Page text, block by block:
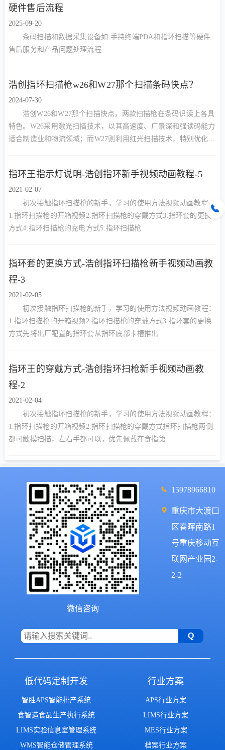
硬件售后流程
2025-09-20
条码扫描和数据采集设备如:手持终端PDA和指环扫描等硬件
售后服务和产品问题处理流程
浩创指环扫描枪w26和W27那个扫描条码快点？
2024-07-30
浩创W26和W27那个扫描快点，两款扫描枪在条码识读上各具
特色。W26采用激光扫描技术，以其高速度、广景深和强读码能力
适合制造业和物流领域；而W27则利用红光扫描技术，特别优化了
指环王指示灯说明-浩创指环新手视频动画教程-5
2021-02-07
初次接触指环扫描枪的新手，学习的使用方法视频动画教程：
1.指环扫描枪的开箱视频2.指环扫描枪的穿戴方式3.指环套的更换
方式4.指环扫描枪的充电方式5.指环扫描枪
指环套的更换方式-浩创指环扫描枪新手视频动画教
程-3
2021-02-05
初次接触指环扫描枪的新手，学习的使用方法视频动画教程：
1.指环扫描枪的开箱视频2.指环扫描枪的穿戴方式3.指环套的更换
方式先将出厂配置的指环套从指环底部卡槽推出
指环王的穿戴方式-浩创指环扫枪新手视频动画教
程-2
2021-02-04
初次接触指环扫描枪的新手，学习的使用方法视频动画教程：
1.指环扫描枪的开箱视频2.指环扫描枪的穿戴方式指环扫描枪两侧
都可触摸扫描，左右手都可以，优先佩戴在食指第
微信咨询
15978966810
重庆市大渡口
区春晖南路1
号重庆移动互
联网产业园2-
2-2
低代码定制开发
智胜APS智能排产系统
食智造食品生产执行系统
LIMS实验信息室管理系统
WMS智能仓储管理系统
行业方案
APS行业方案
LIMS行业方案
MES行业方案
档案行业方案